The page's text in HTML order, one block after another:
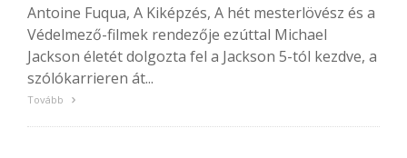
Antoine Fuqua, A Kiképzés, A hét mesterlövész és a
Védelmező-filmek rendezője ezúttal Michael
Jackson életét dolgozta fel a Jackson 5-tól kezdve, a
szólókarrieren át...
Tovább